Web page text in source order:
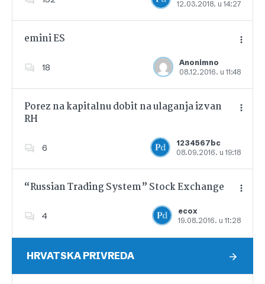
12.03.2018. u 14:27
Dodajte u favorite
emini ES
18
Anonimno
08.12.2016. u 11:48
Dodajte u favorite
Porez na kapitalnu dobit na ulaganja izvan
RH
6
1234567bc
08.09.2016. u 19:18
Dodajte u favorite
“Russian Trading System” Stock Exchange
4
ecox
19.08.2016. u 11:28
Dodajte u favorite
HRVATSKA PRIVREDA